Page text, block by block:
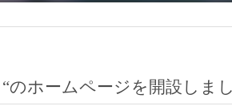
のホームページを開設しま